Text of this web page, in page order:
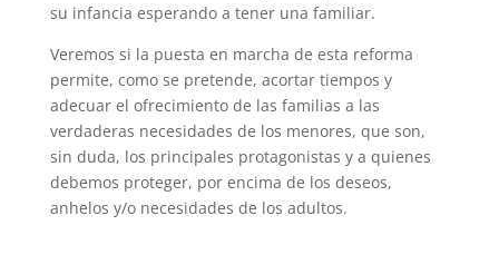
su infancia esperando a tener una familiar.
Veremos si la puesta en marcha de esta reforma
permite, como se pretende, acortar tiempos y
adecuar el ofrecimiento de las familias a las
verdaderas necesidades de los menores, que son,
sin duda, los principales protagonistas y a quienes
debemos proteger, por encima de los deseos,
anhelos y/o necesidades de los adultos.